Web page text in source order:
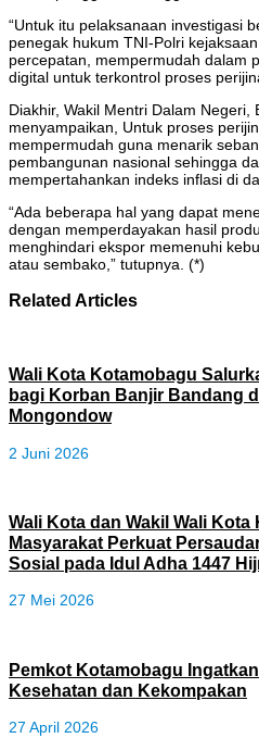
“Untuk itu pelaksanaan investigasi
penegak hukum TNI-Polri
percepatan, mempermudah dalam
digital untuk terkontrol proses
Diakhir, Wakil Mentri Dalam Negeri,
menyampaikan, Untuk proses
mempermudah guna menarik
pembangunan nasional sehingga
mempertahankan indeks inflasi di
“Ada beberapa hal yang dapat
dengan memperdayakan hasil
menghindari ekspor memenuhi
atau sembako,” tutupnya. (*)
Related Articles
Wali Kota Kotamobagu
bagi Korban Banjir Bandang
Mongondow
2 Juni 2026
Wali Kota dan Wakil Wali
Masyarakat Perkuat
Sosial pada Idul Adha 1447
27 Mei 2026
Pemkot Kotamobagu
Kesehatan dan Kekompakan
27 April 2026